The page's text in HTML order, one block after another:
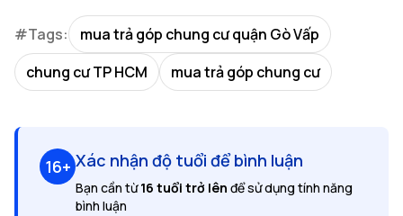
#Tags:
mua trả góp chung cư quận Gò Vấp
chung cư TP HCM
mua trả góp chung cư
16+ Xác nhận độ tuổi để bình luận
Bạn cần từ16 tuổi trở lên để sử dụng tính năng
bình luận